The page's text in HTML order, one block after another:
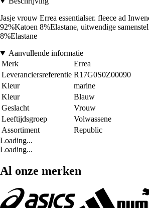
Jasje vrouw Errea essentialser. fleece ad
92%Katoen 8%Elastane, uitwendige
8%Elastane
Aanvullende informatie
Merk
Errea
Leveranciersreferentie R17G0S0Z00090
Kleur
marine
Kleur
Blauw
Geslacht
Vrouw
Leeftijdsgroep
Volwassene
Assortiment
Republic
Loading...
Loading...
Al onze merken